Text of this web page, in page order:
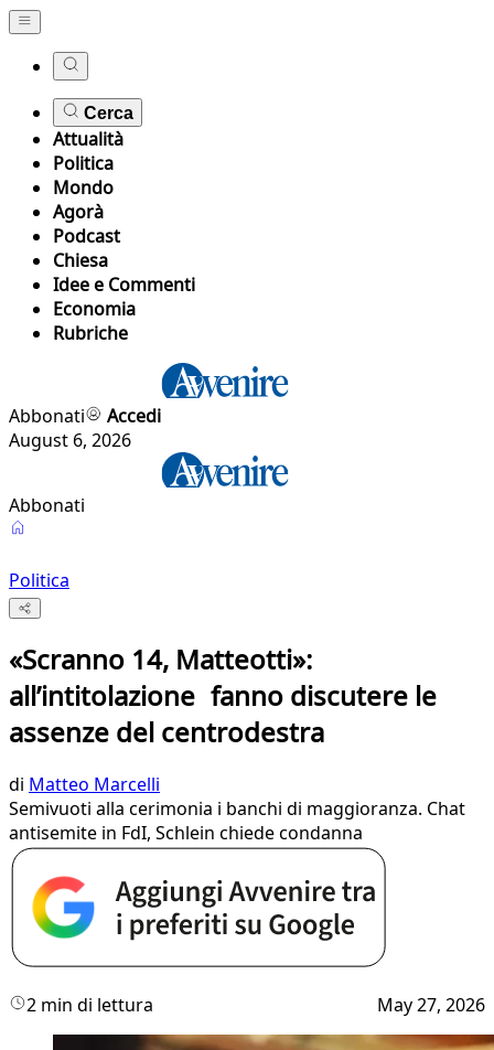
Cerca
Attualità
Politica
Mondo
Agorà
Podcast
Chiesa
Idee e Commenti
Economia
Rubriche
Abbonati
Accedi
August 6, 2026
Abbonati
Politica
«Scranno 14, Matteotti»:
all’intitolazione fanno discutere le
assenze del centrodestra
di Matteo Marcelli
Semivuoti alla cerimonia i banchi di maggioranza. Chat
antisemite in FdI, Schlein chiede condanna
2 min di lettura May 27, 2026